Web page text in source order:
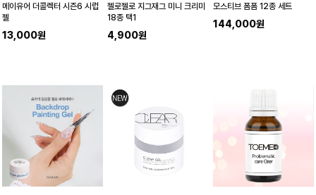
메이유어 더콜렉터 시즌6 시럽
젤
13,000원
젤로젤로 지그재그 미니 크리미
18종 택1
4,900원
모스티브 폼폼 12종 세트
144,000원